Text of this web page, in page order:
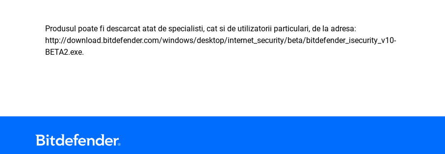
Produsul poate fi descarcat atat de specialisti, cat si de utilizatorii particulari, de la adresa:
http://download.bitdefender.com/windows/desktop/internet_security/beta/bitdefender_isecurity_v10-
BETA2.exe.